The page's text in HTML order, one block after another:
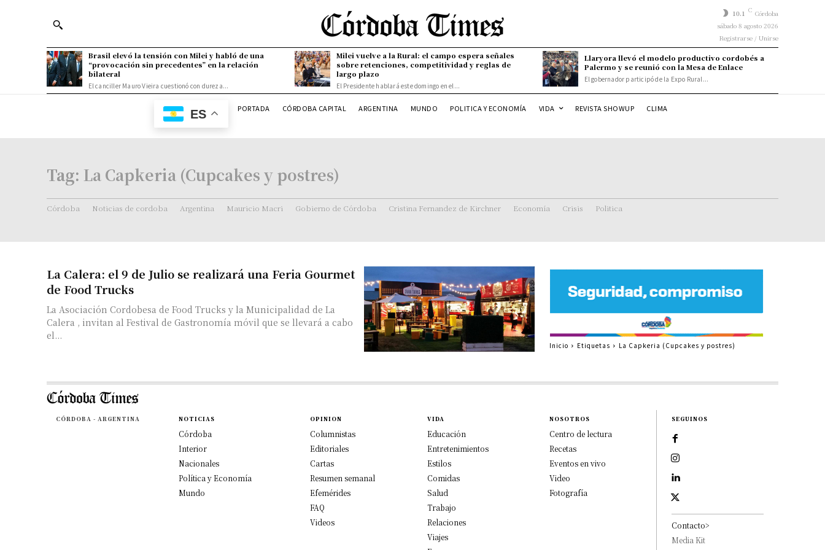
10.1 C Córdoba
sábado 8 agosto 2026
Registrarse / Unirse
Brasil elevó la tensión con Milei y habló de una
“provocación sin precedentes” en la relación
bilateral
El canciller Mauro Vieira cuestionó con dureza...
Milei vuelve a la Rural: el campo espera señales
sobre retenciones, competitividad y reglas de
largo plazo
El Presidente hablará este domingo en el...
Llaryora llevó el modelo productivo cordobés a
Palermo y se reunió con la Mesa de Enlace
El gobernador participó de la Expo Rural...
ES PORTADA CÓRDOBA CAPITAL ARGENTINA MUNDO POLITICA Y ECONOMÍA VIDA REVISTA SHOWUP CLIMA
Tag: La Capkeria (Cupcakes y postres)
Córdoba Noticias de cordoba Argentina Mauricio Macri Gobierno de Córdoba Cristina Fernandez de Kirchner Economía Crisis Politica
La Calera: el 9 de Julio se realizará una Feria Gourmet
de Food Trucks
La Asociación Cordobesa de Food Trucks y la Municipalidad de La
Calera , invitan al Festival de Gastronomía móvil que se llevará a cabo
el...
Inicio Etiquetas La Capkeria (Cupcakes y postres)
CÓRDOBA - ARGENTINA NOTICIAS
Córdoba
Interior
Nacionales
Política y Economía
Mundo
OPINION
Columnistas
Editoriales
Cartas
Resumen semanal
Efemérides
FAQ
Videos
VIDA
Educación
Entretenimientos
Estilos
Comidas
Salud
Trabajo
Relaciones
Viajes
NOSOTROS
Centro de lectura
Recetas
Eventos en vivo
Video
Fotografía
SEGUINOS
Contacto>
Media Kit